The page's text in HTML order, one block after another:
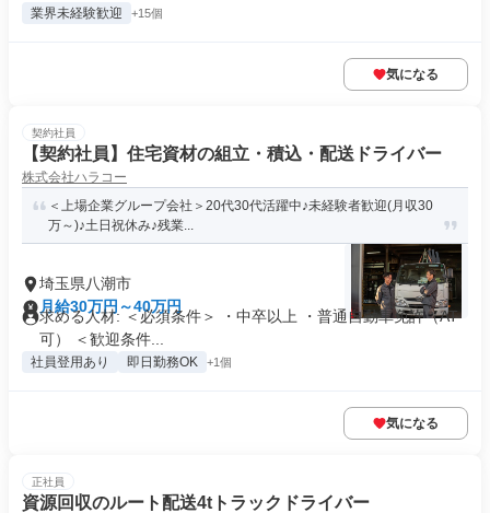
業界未経験歓迎 +15個
気になる
契約社員
【契約社員】住宅資材の組立・積込・配送ドライバー
株式会社ハラコー
＜上場企業グループ会社＞20代30代活躍中♪未経験者歓迎(月収30
万～)♪土日祝休み♪残業...
埼玉県八潮市
月給30万円～40万円
求める人材: ＜必須条件＞ ・中卒以上 ・普通自動車免許（AT
可） ＜歓迎条件...
社員登用あり 即日勤務OK +1個
気になる
正社員
資源回収のルート配送4tトラックドライバー